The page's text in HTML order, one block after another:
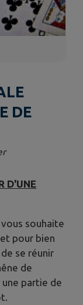
DE
D'UNE
vous souhaite
pour bien
se réunir
de
partie de